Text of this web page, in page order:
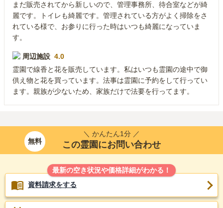
まだ販売されてから新しいので、管理事務所、待合室などが綺
麗です。トイレも綺麗です。管理されている方がよく掃除をさ
れている様で、お参りに行った時はいつも綺麗になっていま
す。
周辺施設 4.0
霊園で線香と花を販売しています。私はいつも霊園の途中で御
供え物と花を買っています。法事は霊園に予約をして行ってい
ます。親族が少ないため、家族だけで法要を行ってます。
無料
＼ かんたん1分 ／
この霊園にお問い合わせ
最新の空き状況や価格詳細がわかる！
資料請求をする